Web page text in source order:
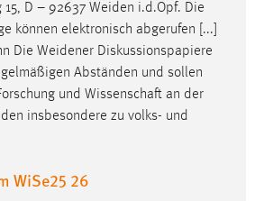
15, D – 92637 Weiden i.d.Opf. Die
können elektronisch abgerufen [...]
Die Weidener Diskussionspapiere
Abständen und sollen
und Wissenschaft an der
insbesondere zu volks- und
WiSe25 26